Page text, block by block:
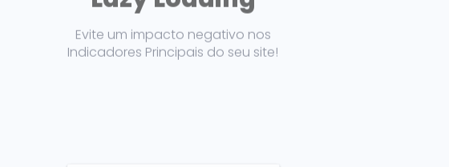
Evite um impacto negativo nos
Indicadores Principais do seu site!